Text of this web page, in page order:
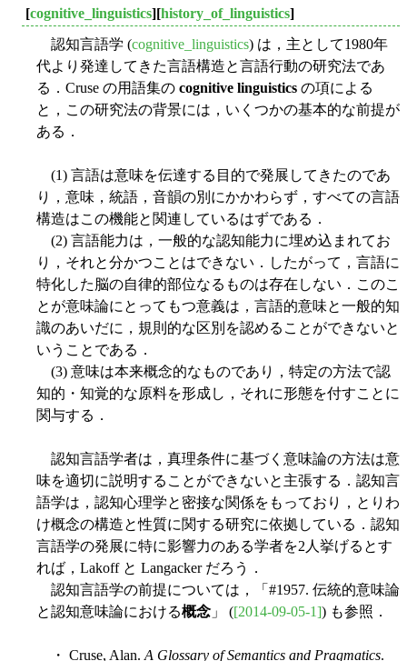
[cognitive_linguistics][history_of_linguistics]
認知言語学 (cognitive_linguistics) は，主として1980年
代より発達してきた言語構造と言語行動の研究法であ
る．Cruse の用語集の cognitive linguistics の項による
と，この研究法の背景には，いくつかの基本的な前提が
ある．
(1) 言語は意味を伝達する目的で発展してきたのであ
り，意味，統語，音韻の別にかかわらず，すべての言語
構造はこの機能と関連しているはずである．
(2) 言語能力は，一般的な認知能力に埋め込まれてお
り，それと分かつことはできない．したがって，言語に
特化した脳の自律的部位なるものは存在しない．このこ
とが意味論にとってもつ意義は，言語的意味と一般的知
識のあいだに，規則的な区別を認めることができないと
いうことである．
(3) 意味は本来概念的なものであり，特定の方法で認
知的・知覚的な原料を形成し，それに形態を付すことに
関与する．
認知言語学者は，真理条件に基づく意味論の方法は意
味を適切に説明することができないと主張する．認知言
語学は，認知心理学と密接な関係をもっており，とりわ
け概念の構造と性質に関する研究に依拠している．認知
言語学の発展に特に影響力のある学者を2人挙げるとす
れば，Lakoff と Langacker だろう．
認知言語学の前提については，「#1957. 伝統的意味論
と認知意味論における概念 」 ([2014-09-05-1]) も参照．
・ Cruse, Alan. A Glossary of Semantics and Pragmatics.